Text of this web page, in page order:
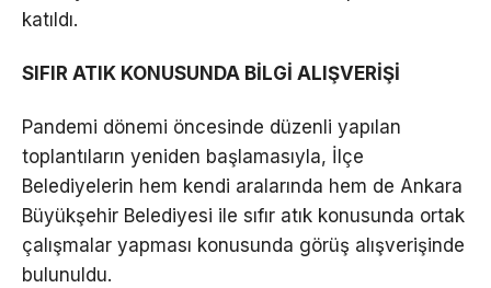
katıldı.
SIFIR ATIK KONUSUNDA BİLGİ ALIŞVERİŞİ
Pandemi dönemi öncesinde düzenli yapılan
toplantıların yeniden başlamasıyla, İlçe
Belediyelerin hem kendi aralarında hem de Ankara
Büyükşehir Belediyesi ile sıfır atık konusunda ortak
çalışmalar yapması konusunda görüş alışverişinde
bulunuldu.